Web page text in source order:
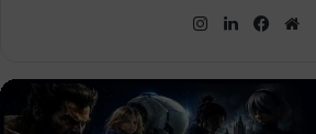
وبسایت
فیس
لینکدین